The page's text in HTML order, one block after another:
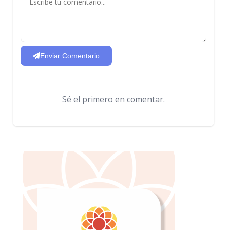
Enviar Comentario
Sé el primero en comentar.